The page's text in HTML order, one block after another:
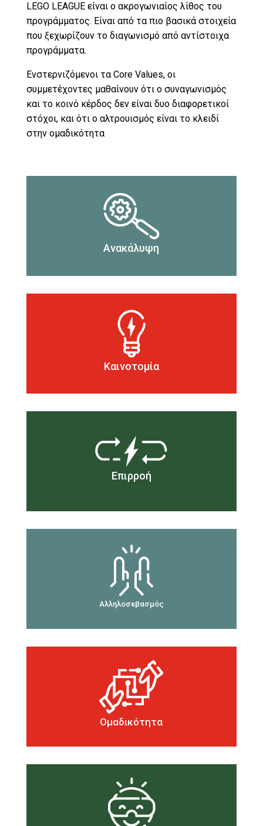
LEGO LEAGUE είναι ο ακρογωνιαίος λίθος του
προγράμματος. Είναι από τα πιο βασικά στοιχεία
που ξεχωρίζουν το διαγωνισμό από αντίστοιχα
προγράμματα.
Ενστερνιζόμενοι τα Core Values, οι
συμμετέχοντες μαθαίνουν ότι ο συναγωνισμός
και το κοινό κέρδος δεν είναι δυο διαφορετικοί
στόχοι, και ότι ο αλτρουισμός είναι το κλειδί
στην ομαδικότητα
Ανακάλυψη
Εξερευνούμε νέες ικανότητες και ιδέες.
Καινοτομία
Χρησιμοποιούμε την καινοτομία και την
επιμονή για να λύσουμε προβλήματα.
Επιρροή
Εφαρμόζουμε ότι έχουμε μάθει για να
βελτιώσουμε τον κόσμο.
Αλληλοσεβασμός
Σεβόμαστε ο ένας την διαφορετικότητα του
άλλου
Ομαδικότητα
Ισχύς εν την ενώση. Είμαστε πιο δυνατοί
όταν δουλεύουμε μαζί.
Απολαμβάνουμε και διασκεδάζουμε ότι
κάνουμε.